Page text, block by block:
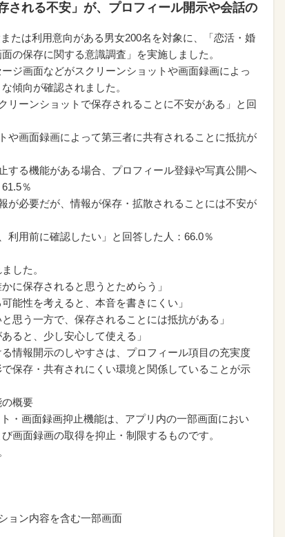
される不安」が、プロフィール開示や会話の
たは利用意向がある男女200名を対象に、「恋活・婚
の保存に関する意識調査」を実施しました。
ジ画面などがスクリーンショットや画面録画によっ
傾向が確認されました。
リーンショットで保存されることに不安がある」と回
や画面録画によって第三者に共有されることに抵抗が
する機能がある場合、プロフィール登録や写真公開へ
％
が必要だが、情報が保存・拡散されることには不安が
利用前に確認したい」と回答した人：66.0％
した。
に保存されると思うとためらう」
能性を考えると、本音を書きにくい」
思う一方で、保存されることには抵抗がある」
ると、少し安心して使える」
情報開示のしやすさは、プロフィール項目の充実度
保存・共有されにくい環境と関係していることが示
概要
・画面録画抑止機能は、アプリ内の一部画面におい
画面録画の取得を抑止・制限するものです。
ョン内容を含む一部画面